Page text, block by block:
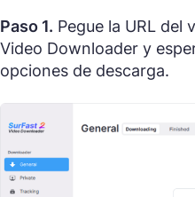
Paso 1. Pegue la URL del
Video Downloader y
opciones de descarga.